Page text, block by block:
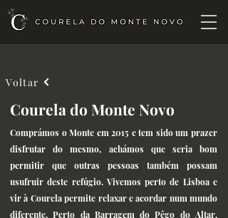
Courela do Monte Novo
Voltar
Comprámos o Monte em 2015 e tem sido um prazer
disfrutar do mesmo, achámos que seria bom
permitir que outras pessoas também possam
usufruir deste refúgio. Vivemos perto de Lisboa e
vir à Courela permite relaxar e acordar num mundo
diferente. Perto da Barragem do Pêgo do Altar,